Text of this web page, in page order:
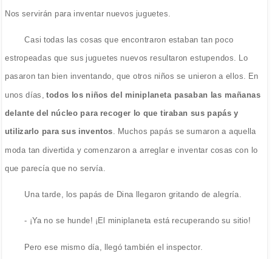
Nos servirán para inventar nuevos juguetes.
Casi todas las cosas que encontraron estaban tan poco
estropeadas que sus juguetes nuevos resultaron estupendos. Lo
pasaron tan bien inventando, que otros niños se unieron a ellos. En
unos días, todos los niños del miniplaneta pasaban las mañanas
delante del núcleo para recoger lo que tiraban sus papás y
utilizarlo para sus inventos. Muchos papás se sumaron a aquella
moda tan divertida y comenzaron a arreglar e inventar cosas con lo
que parecía que no servía.
Una tarde, los papás de Dina llegaron gritando de alegría.
- ¡Ya no se hunde! ¡El miniplaneta está recuperando su sitio!
Pero ese mismo día, llegó también el inspector.